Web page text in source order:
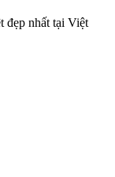
đẹp nhất tại Việt